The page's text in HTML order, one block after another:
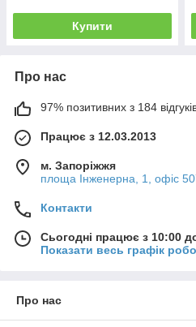
Купити
Про нас
97% позитивних з 184
Працює з 12.03.2013
м. Запоріжжя
площа Інженерна, 1, офіс
Контакти
Сьогодні працює з 10:00
Показати весь графік
Про нас